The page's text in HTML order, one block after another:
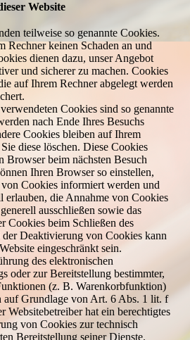
Website
teilweise so genannte Cookies.
Rechner keinen Schaden an und
dienen dazu, unser Angebot
und sicherer zu machen. Cookies
auf Ihrem Rechner abgelegt werden
Cookies sind so genannte
nach Ende Ihres Besuchs
Cookies bleiben auf Ihrem
diese löschen. Diese Cookies
Browser beim nächsten Besuch
Ihren Browser so einstellen,
von Cookies informiert werden und
die Annahme von Cookies
ausschließen sowie das
Cookies beim Schließen des
Deaktivierung von Cookies kann
eingeschränkt sein.
des elektronischen
oder zur Bereitstellung bestimmter,
(z. B. Warenkorbfunktion)
auf Grundlage von Art. 6 Abs. 1 lit. f
Websitebetreiber hat ein berechtigtes
von Cookies zur technisch
Bereitstellung seiner Dienste.